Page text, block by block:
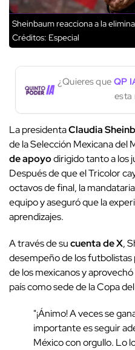
Sheinbaum reacciona a la
Créditos: Especial
¿Quieres que QP
esta
La presidentaClaudia
de la Selección Mexicana del
de apoyodirigido tanto a los
Después de que el Tricolor
octavos de final, la
equipo y aseguró que la
aprendizajes.
A través de sucuenta de X,
desempeño de los
de los mexicanos y
país como sede de la Copa
"¡Ánimo! A veces se
importante es seguir
México con orgullo. Lo